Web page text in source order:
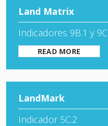
Land Matrix
Indicadores 9B.1 y 9C
READ MORE
LandMark
Indicador 5C.2